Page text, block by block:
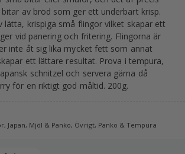
av bröd som ger ett underbart krisp.
lätta, krispiga små flingor vilket skapar ett
vid panering och fritering. Flingorna är
inte åt sig lika mycket fett som annat
ett lättare resultat. Prova i tempura,
schnitzel och servera gärna då
för en riktigt god måltid. 200g.
, Japan, Mjöl & Panko, Övrigt, Panko & Tempura